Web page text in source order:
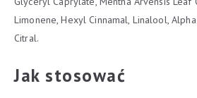
Limonene, Hexyl Cinnamal, Linalool,
Citral.
Jak stosować